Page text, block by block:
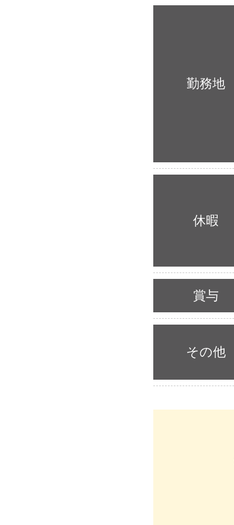
勤務地
休暇
賞与
その他